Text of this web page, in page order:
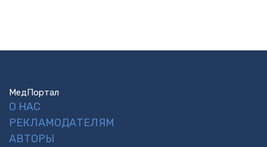
МедПортал
О НАС
РЕКЛАМОДАТЕЛЯМ
АВТОРЫ